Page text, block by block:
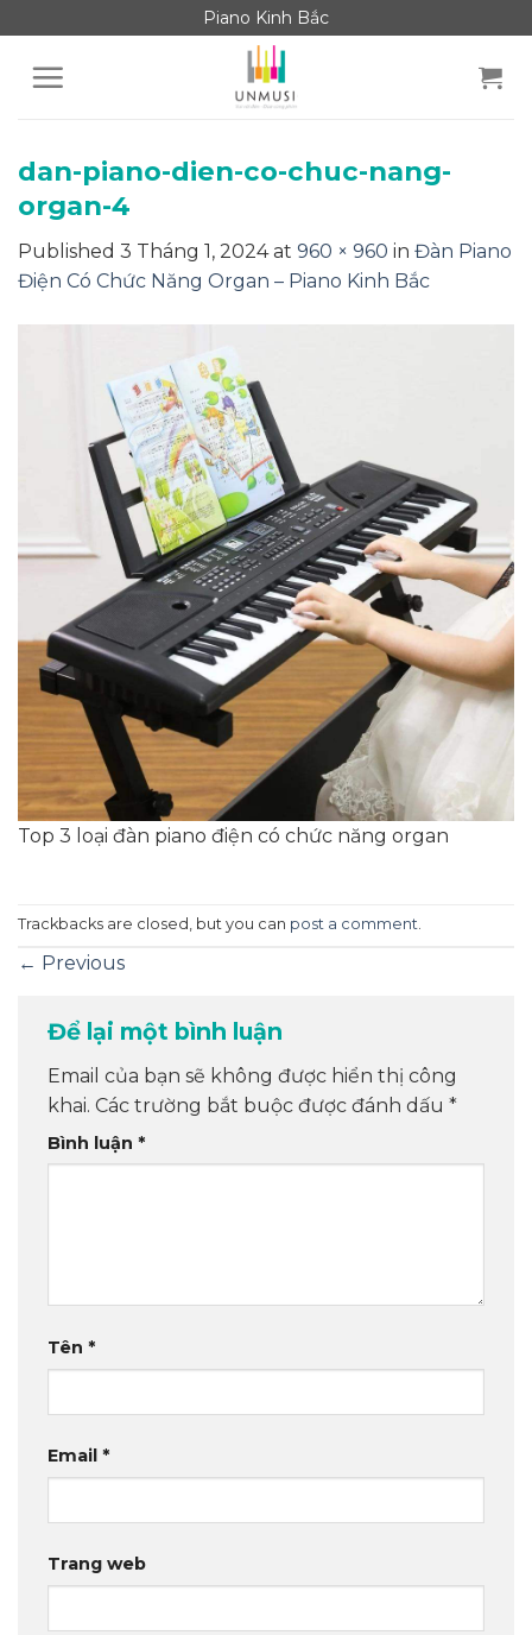
to
content
Piano Kinh Bắc
dan-piano-dien-co-chuc-nang-
organ-4
Published 3 Tháng 1, 2024at 960 × 960 in Đàn Piano
Điện Có Chức Năng Organ – Piano Kinh Bắc
Top 3 loại đàn piano điện có chức năng organ
Trackbacks are closed, but you can post a comment.
← Previous
Để lại một bình luận
Email của bạn sẽ không được hiển thị công
khai. Các trường bắt buộc được đánh dấu *
Bình luận *
Tên *
Email *
Trang web